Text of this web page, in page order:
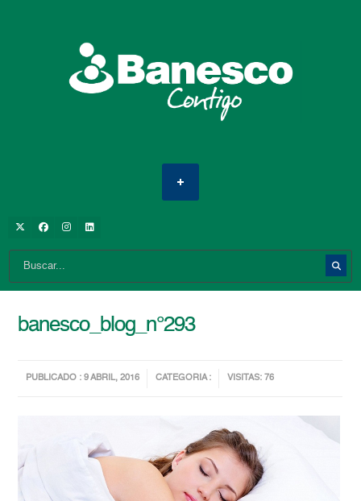
banesco_blog_n°293
PUBLICADO : 9 ABRIL, 2016 CATEGORIA : VISITAS: 76